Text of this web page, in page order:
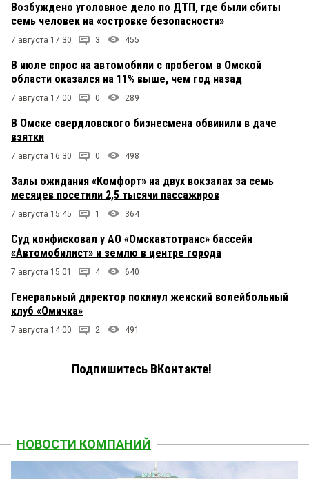
Возбуждено уголовное дело по ДТП, где были сбиты
семь человек на «островке безопасности»
7 августа 17:30 3 455
В июле спрос на автомобили с пробегом в Омской
области оказался на 11% выше, чем год назад
7 августа 17:00 0 289
В Омске свердловского бизнесмена обвинили в даче
взятки
7 августа 16:30 0 498
Залы ожидания «Комфорт» на двух вокзалах за семь
месяцев посетили 2,5 тысячи пассажиров
7 августа 15:45 1 364
Суд конфисковал у АО «Омскавтотранс» бассейн
«Автомобилист» и землю в центре города
7 августа 15:01 4 640
Генеральный директор покинул женский волейбольный
клуб «Омичка»
7 августа 14:00 2 491
Подпишитесь ВКонтакте!
НОВОСТИ КОМПАНИЙ